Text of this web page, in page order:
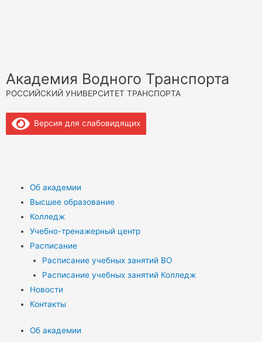
Академия Водного Транспорта
РОССИЙСКИЙ УНИВЕРСИТЕТ ТРАНСПОРТА
Версия для слабовидящих
Об академии
Высшее образование
Колледж
Учебно-тренажерный центр
Расписание
Расписание учебных занятий ВО
Расписание учебных занятий Колледж
Новости
Контакты
Об академии